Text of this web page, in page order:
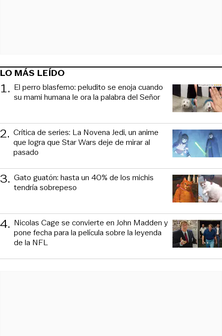
LO MÁS LEÍDO
1. El perro blasfemo: peludito se enoja cuando
su mami humana le ora la palabra del Señor
2. Crítica de series: La Novena Jedi, un anime
que logra que Star Wars deje de mirar al
pasado
3. Gato guatón: hasta un 40% de los michis
tendría sobrepeso
4. Nicolas Cage se convierte en John Madden y
pone fecha para la película sobre la leyenda
de la NFL